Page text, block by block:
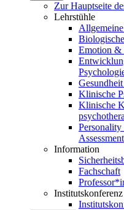
Zur Hauptseite
Lehrstühle
Emotion &
Klinische
Klinische
Assessment
Information
Fachschaft